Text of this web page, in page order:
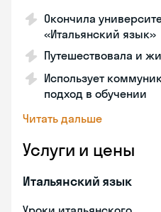
Окончила
«Итальянский язык»
Путешествовала и
Использует
подход в обучении
Читать дальше
Услуги и цены
Итальянский язык